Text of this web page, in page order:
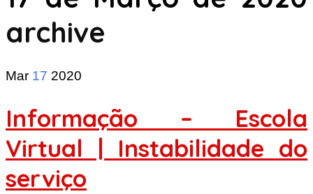
archive
Mar 17 2020
Informação – Escola
Virtual | Instabilidade do
serviço